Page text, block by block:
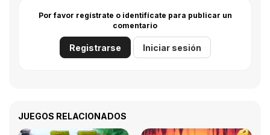
Por favor regístrate o identifícate para publicar un
comentario
Registrarse Iniciar sesión
JUEGOS RELACIONADOS